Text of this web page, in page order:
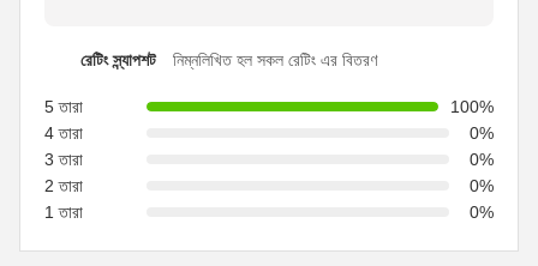
রেটিং স্ন্যাপশট নিম্নলিখিত হল সকল রেটিং এর বিতরণ
5 তারা
100%
4 তারা
0%
3 তারা
0%
2 তারা
0%
1 তারা
0%